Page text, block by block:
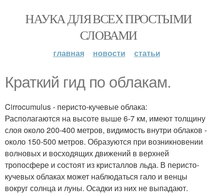
НАУКА ДЛЯ ВСЕХ ПРОСТЫМИ
СЛОВАМИ
главная новости статьи
Краткий гид по облакам.
Cirrocumulus - перисто-кучевые облака:
Располагаются на высоте выше 6-7 км, имеют толщину
слоя около 200-400 метров, видимость внутри облаков -
около 150-500 метров. Образуются при возникновении
волновых и восходящих движений в верхней
тропосфере и состоят из кристаллов льда. В перисто-
кучевых облаках может наблюдаться гало и венцы
вокруг солнца и луны. Осадки из них не выпадают.